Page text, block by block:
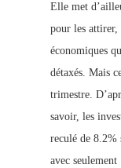
Elle met
pour les attirer,
économiques
détaxés. Mais
trimestre.
savoir, les
reculé de 8.2%
avec